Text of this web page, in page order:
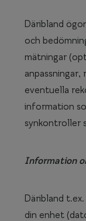
Däribland
och
mätningar
anpassningar,
eventuella
information
synkontroller
Information
Däribland
din enhet